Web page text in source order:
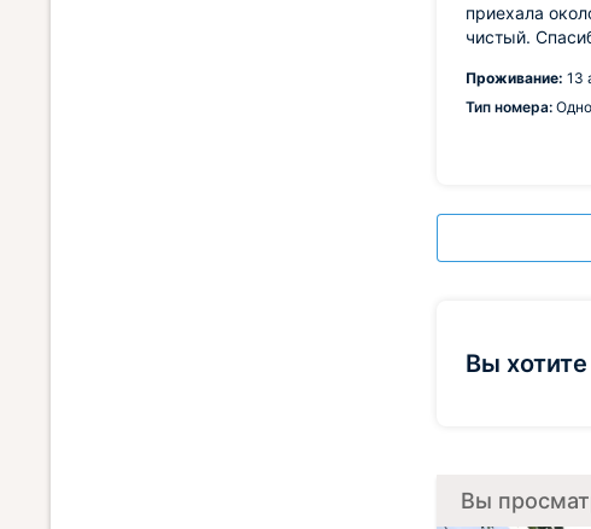
приехала
чистый.
Проживание: 13
Тип номера:
Вы
Вы